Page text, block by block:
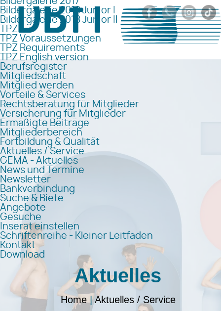
Bildergalerie 2018 Junior I
Bildergalerie 2018 Junior II
TPZ
TPZ Voraussetzungen
TPZ Requirements
TPZ English version
Berufsregister
Mitgliedschaft
Mitglied werden
Vorteile & Services
Rechtsberatung für Mitglieder
Versicherung für Mitglieder
Ermäßigte Beiträge
Mitgliederbereich
Fortbildung & Qualität
Aktuelles / Service
GEMA - Aktuelles
News und Termine
Newsletter
Bankverbindung
Suche & Biete
Angebote
Gesuche
Inserat einstellen
Schriftenreihe - Kleiner Leitfaden
Kontakt
Download
Aktuelles
Home|Aktuelles / Service